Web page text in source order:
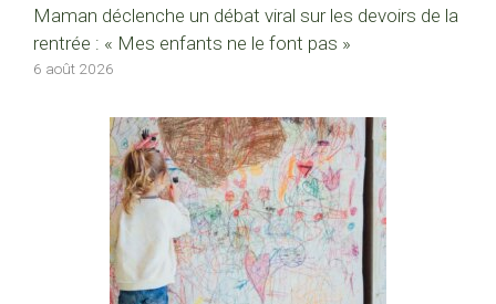
Maman déclenche un débat viral sur les devoirs de la
rentrée : « Mes enfants ne le font pas »
6 août 2026